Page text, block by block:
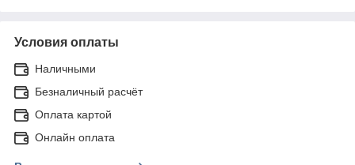
Условия оплаты
Наличными
Безналичный расчёт
Оплата картой
Онлайн оплата